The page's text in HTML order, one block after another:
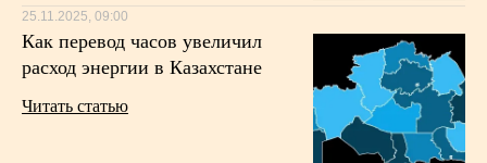
25.11.2025, 09:00
Как перевод часов увеличил
расход энергии в Казахстане
Читать статью